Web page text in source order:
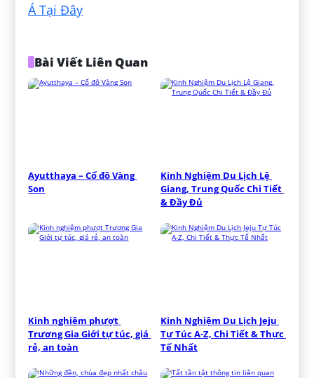
Á Tại Đây
Bài Viết Liên Quan
Ayutthaya – Cố đô Vàng
Son
Kinh Nghiệm Du Lịch Lệ
Giang, Trung Quốc Chi Tiết
& Đầy Đủ
Kinh nghiệm phượt
Trương Gia Giới tự túc, giá
rẻ, an toàn
Kinh Nghiệm Du Lịch Jeju
Tự Túc A-Z, Chi Tiết & Thực
Tế Nhất